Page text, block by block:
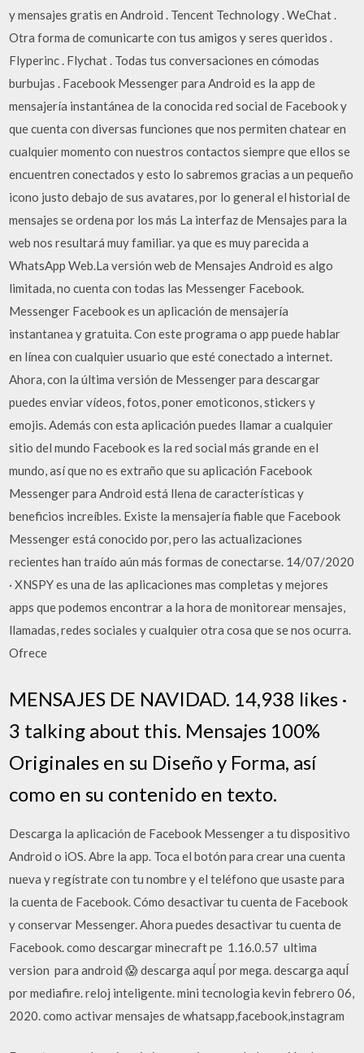
y mensajes gratis en Android . Tencent Technology . WeChat .
Otra forma de comunicarte con tus amigos y seres queridos .
Flyperinc . Flychat . Todas tus conversaciones en cómodas
burbujas . Facebook Messenger para Android es la app de
mensajería instantánea de la conocida red social de Facebook y
que cuenta con diversas funciones que nos permiten chatear en
cualquier momento con nuestros contactos siempre que ellos se
encuentren conectados y esto lo sabremos gracias a un pequeño
icono justo debajo de sus avatares, por lo general el historial de
mensajes se ordena por los más La interfaz de Mensajes para la
web nos resultará muy familiar. ya que es muy parecida a
WhatsApp Web.La versión web de Mensajes Android es algo
limitada, no cuenta con todas las Messenger Facebook.
Messenger Facebook es un aplicación de mensajería
instantanea y gratuita. Con este programa o app puede hablar
en línea con cualquier usuario que esté conectado a internet.
Ahora, con la última versión de Messenger para descargar
puedes enviar vídeos, fotos, poner emoticonos, stickers y
emojis. Además con esta aplicación puedes llamar a cualquier
sitio del mundo Facebook es la red social más grande en el
mundo, así que no es extraño que su aplicación Facebook
Messenger para Android está llena de características y
beneficios increíbles. Existe la mensajería fiable que Facebook
Messenger está conocido por, pero las actualizaciones
recientes han traído aún más formas de conectarse. 14/07/2020
· XNSPY es una de las aplicaciones mas completas y mejores
apps que podemos encontrar a la hora de monitorear mensajes,
llamadas, redes sociales y cualquier otra cosa que se nos ocurra.
Ofrece
MENSAJES DE NAVIDAD. 14,938 likes ·
3 talking about this. Mensajes 100%
Originales en su Diseño y Forma, así
como en su contenido en texto.
Descarga la aplicación de Facebook Messenger a tu dispositivo
Android o iOS. Abre la app. Toca el botón para crear una cuenta
nueva y regístrate con tu nombre y el teléfono que usaste para
la cuenta de Facebook. Cómo desactivar tu cuenta de Facebook
y conservar Messenger. Ahora puedes desactivar tu cuenta de
Facebook. como descargar minecraft pe ️ 1.16.0.57 ️ ultima
version ️ para android 😱 descarga aquÍ por mega. descarga aquÍ
por mediafire. reloj inteligente. mini tecnologia kevin febrero 06,
2020. como activar mensajes de whatsapp,facebook,instagram